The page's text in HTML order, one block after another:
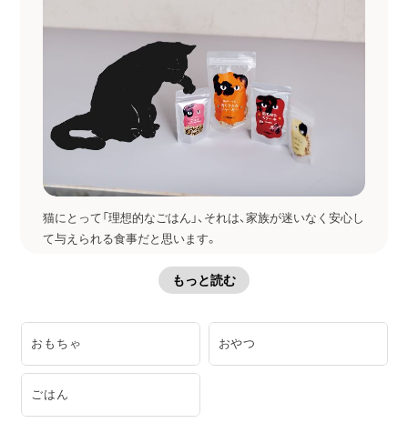
猫にとって「理想的なごはん」、それは、家族が迷いなく安心し
て与えられる食事だと思います。
とで、猫の本能と嗜好性にとことん訴えるキャットフード。
ペット食のエージェントが本気で作った『ドットにゃん』、ぜ
ひお試しください。
もっと読む
おもちゃ おやつ
ごはん